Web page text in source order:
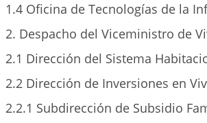
1.4 Oficina de Tecnologías de la
2. Despacho del Viceministro de
2.1 Dirección del Sistema
2.2 Dirección de Inversiones en
2.2.1 Subdirección de Subsidio